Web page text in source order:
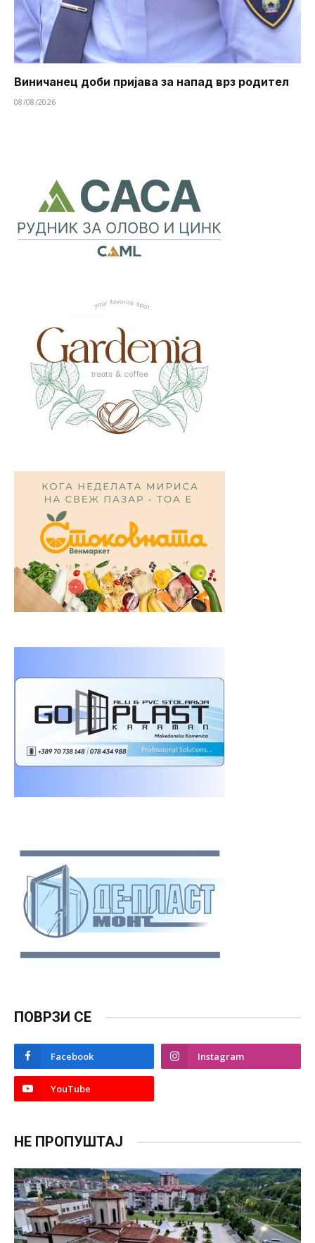
Виничанец доби пријава за напад врз родител
08/08/2026
ПОВРЗИ СЕ
Facebook Instagram
YouTube
НЕ ПРОПУШТАЈ